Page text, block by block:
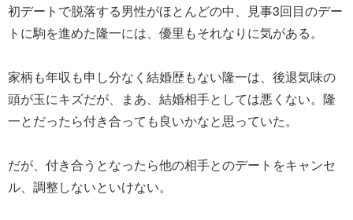
初デートで脱落する男性がほとんどの中、見事3回目のデー
トに駒を進めた隆一には、優里もそれなりに気がある。
家柄も年収も申し分なく結婚歴もない隆一は、後退気味の
頭が玉にキズだが、まあ、結婚相手としては悪くない。隆
一とだったら付き合っても良いかなと思っていた。
だが、付き合うとなったら他の相手とのデートをキャンセ
ル、調整しないといけない。